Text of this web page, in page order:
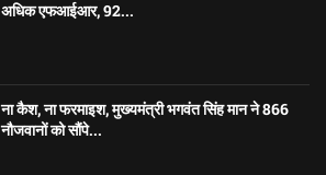
अधिक एफआईआर, 92...
ना कैश, ना फरमाइश, मुख्यमंत्री भगवंत सिंह मान ने 866
नौजवानों को सौंपे...